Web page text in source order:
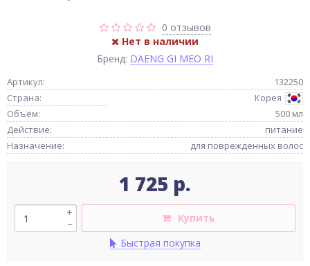
0 отзывов
Нет в наличии
Бренд: DAENG GI MEO RI
Артикул:
132250
Страна:
Корея
Объём:
500 мл
Действие:
питание
Назначение:
для поврежденных волос
1 725 р.
–
+
Купить
Быстрая покупка